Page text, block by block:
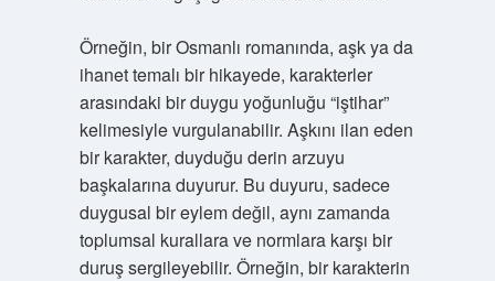
Örneğin, bir Osmanlı romanında, aşk ya da
ihanet temalı bir hikayede, karakterler
arasındaki bir duygu yoğunluğu “iştihar”
kelimesiyle vurgulanabilir. Aşkını ilan eden
bir karakter, duyduğu derin arzuyu
başkalarına duyurur. Bu duyuru, sadece
duygusal bir eylem değil, aynı zamanda
toplumsal kurallara ve normlara karşı bir
duruş sergileyebilir. Örneğin, bir karakterin